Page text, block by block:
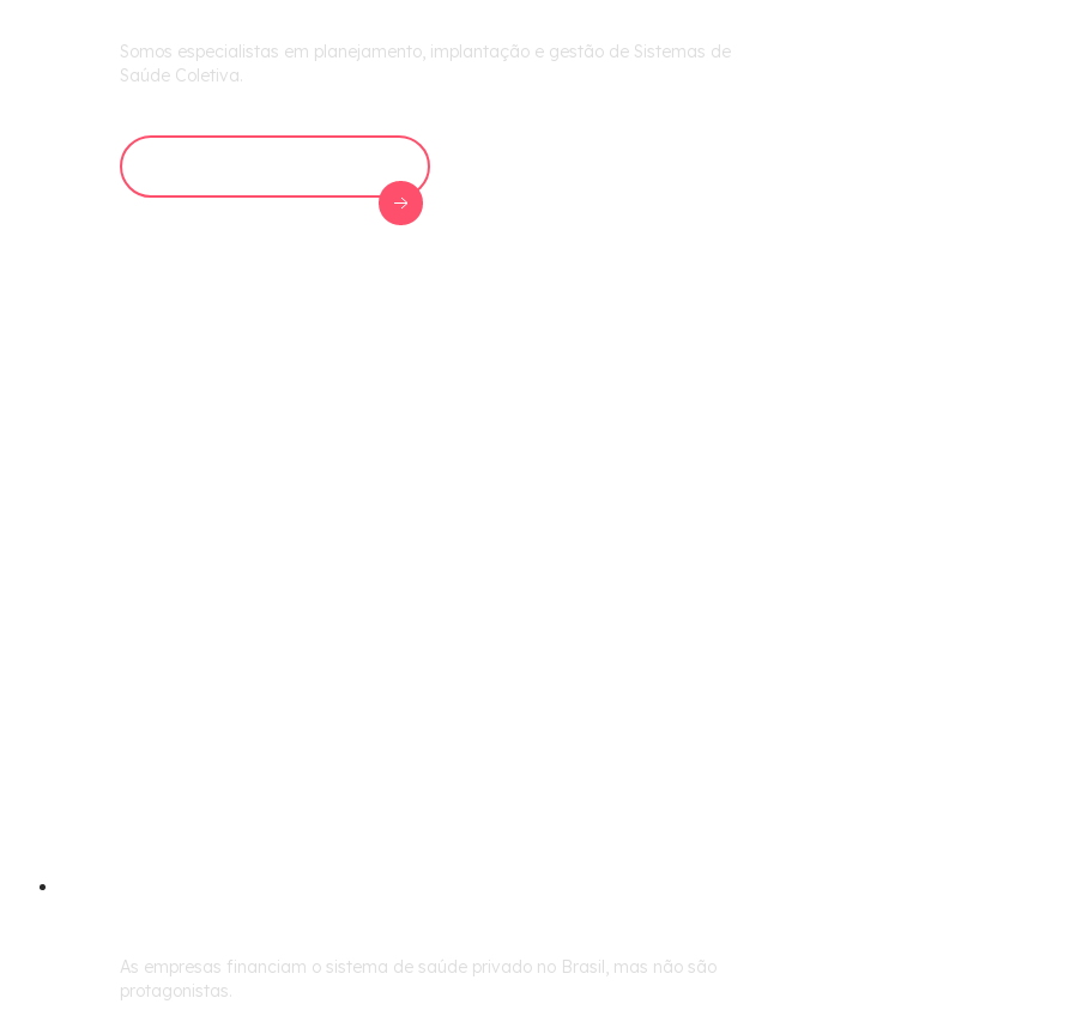
Somos especialistas em planejamento, implantação e gestão de Sistemas de
Saúde Coletiva.
As empresas financiam o sistema de saúde privado no Brasil, mas não são
protagonistas.